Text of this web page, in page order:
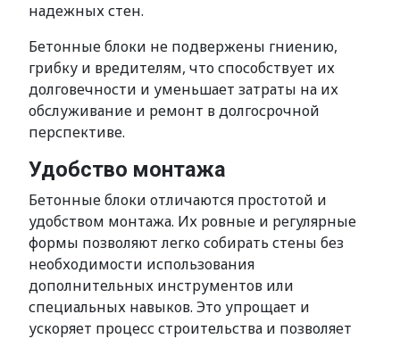
надежных стен.
Бетонные блоки не подвержены гниению,
грибку и вредителям, что способствует их
долговечности и уменьшает затраты на их
обслуживание и ремонт в долгосрочной
перспективе.
Удобство монтажа
Бетонные блоки отличаются простотой и
удобством монтажа. Их ровные и регулярные
формы позволяют легко собирать стены без
необходимости использования
дополнительных инструментов или
специальных навыков. Это упрощает и
ускоряет процесс строительства и позволяет